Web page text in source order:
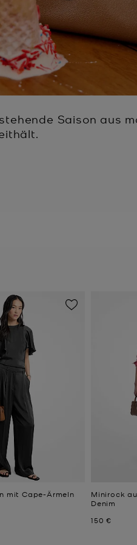
Saison aus
mit Cape-Ärmeln
Minirock
Denim
Jetzt
150 €